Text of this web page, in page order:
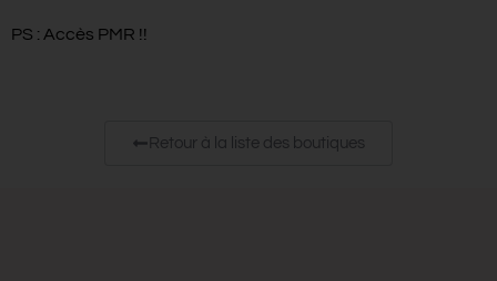
PS : Accès PMR !!
Retour à la liste des boutiques